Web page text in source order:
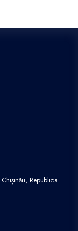
Republica